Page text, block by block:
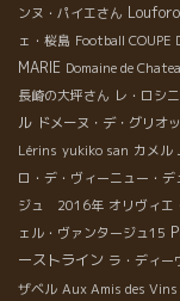
ンヌ・パイエさん
ェ・桜島 Football COUPE
MARIE Domaine de
長崎の大坪さん レ・ロシ
ル ドメーヌ・デ・グリオ
Lérins yukiko san カメル
ロ・デ・ヴィーニュー・デ
ジュ 2016年 オリヴィエ
ェル・ヴァンタージュ15
ーストライン ラ・ディー
ザベル Aux Amis des Vins